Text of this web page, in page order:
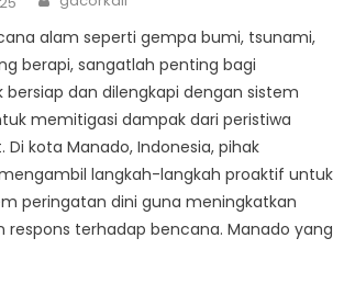
alam seperti gempa bumi, tsunami,
berapi, sangatlah penting bagi
dan dilengkapi dengan sistem
memitigasi dampak dari peristiwa
kota Manado, Indonesia, pihak
langkah-langkah proaktif untuk
peringatan dini guna meningkatkan
respons terhadap bencana. Manado yang